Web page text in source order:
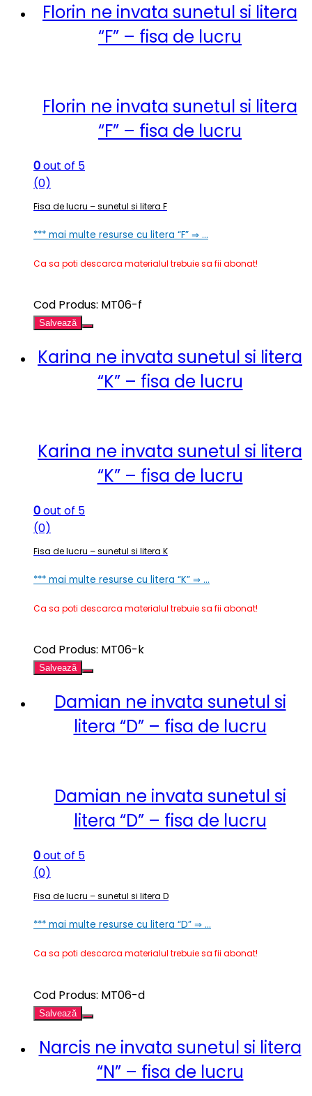
Florin ne invata sunetul si litera
“F” – fisa de lucru
Florin ne invata sunetul si litera
“F” – fisa de lucru
0out of 5
(0)
Fisa de lucru – sunetul si litera F
*** mai multe resurse cu litera “F” ⇒ …
Ca sa poti descarca materialul trebuie sa fii abonat!
Cod Produs: MT06-f
Salvează
Karina ne invata sunetul si litera
“K” – fisa de lucru
Karina ne invata sunetul si litera
“K” – fisa de lucru
0out of 5
(0)
Fisa de lucru – sunetul si litera K
*** mai multe resurse cu litera “K” ⇒ …
Ca sa poti descarca materialul trebuie sa fii abonat!
Cod Produs: MT06-k
Salvează
Damian ne invata sunetul si
litera “D” – fisa de lucru
Damian ne invata sunetul si
litera “D” – fisa de lucru
0out of 5
(0)
Fisa de lucru – sunetul si litera D
*** mai multe resurse cu litera “D” ⇒ …
Ca sa poti descarca materialul trebuie sa fii abonat!
Cod Produs: MT06-d
Salvează
Narcis ne invata sunetul si litera
“N” – fisa de lucru